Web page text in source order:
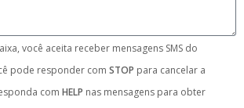
você aceita receber mensagens SMS do
pode responder com STOP para cancelar a
com HELP nas mensagens para obter